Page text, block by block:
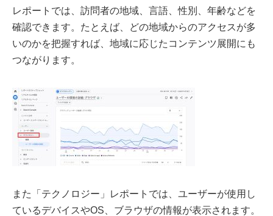
レポートでは、訪問者の地域、言語、性別、年齢などを
確認できます。たとえば、どの地域からのアクセスが多
いのかを把握すれば、地域に応じたコンテンツ展開にも
つながります。
また「テクノロジー」レポートでは、ユーザーが使用し
ているデバイスやOS、ブラウザの情報が表示されます。